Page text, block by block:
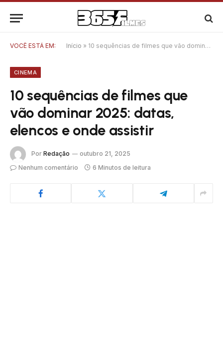
VOCÊ ESTÁ EM: Início » 10 sequências de filmes que vão dominar 2025: datas, elencos e onde assistir
CINEMA
10 sequências de filmes que
vão dominar 2025: datas,
elencos e onde assistir
Por Redação
outubro 21, 2025
Nenhum comentário
6 Minutos de leitura